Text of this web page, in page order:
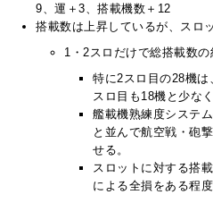
9、運＋3、搭載機数＋12
搭載数は上昇しているが、スロ
1・2スロだけで総搭載数の
特に2スロ目の28機は
スロ目も18機と少な
艦載機熟練度システ
と並んで航空戦・砲
せる。
スロットに対する搭
による全損をある程